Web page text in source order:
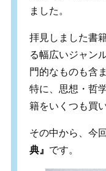
ました。
拝見しました書
る幅広いジャン
門的なものも含
特に、思想・哲
籍をいくつも買
その中から、今
典』 です。